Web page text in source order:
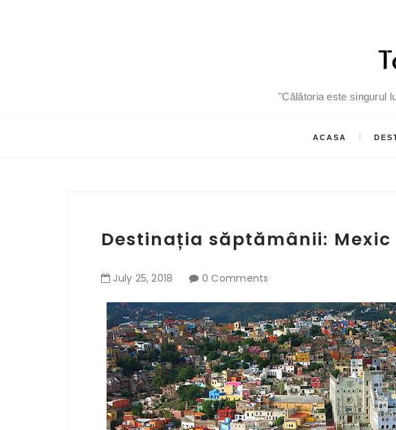
"Călătoria este singurul
ACASA
Destinația săptămânii: Mexic
July 25,2018 0 Comments